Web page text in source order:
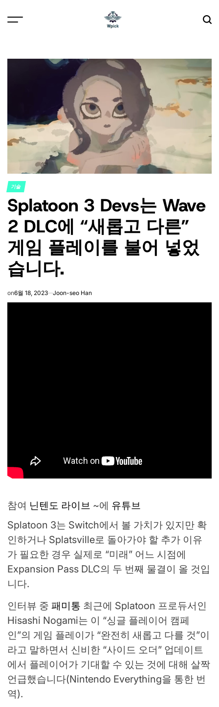
POSTED
IN
기술
Splatoon 3 Devs는 Wave
2 DLC에 “새롭고 다른”
게임 플레이를 불어 넣었
습니다.
on6월 18, 2023 Joon-seo Han
참여 닌텐도 라이브 ~에 유튜브
Splatoon 3는 Switch에서 볼 가치가 있지만 확
인하거나 Splatsville로 돌아가야 할 추가 이유
가 필요한 경우 실제로 “미래” 어느 시점에
Expansion Pass DLC의 두 번째 물결이 올 것입
니다.
인터뷰 중 패미통 최근에 Splatoon 프로듀서인
Hisashi Nogami는 이 “싱글 플레이어 캠페
인”의 게임 플레이가 “완전히 새롭고 다를 것”이
라고 말하면서 신비한 “사이드 오더” 업데이트
에서 플레이어가 기대할 수 있는 것에 대해 살짝
언급했습니다(Nintendo Everything을 통한 번
역).